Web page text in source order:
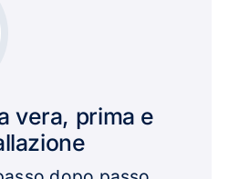
vera, prima e